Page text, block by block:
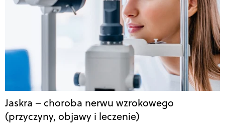
Jaskra – choroba nerwu wzrokowego
(przyczyny, objawy i leczenie)